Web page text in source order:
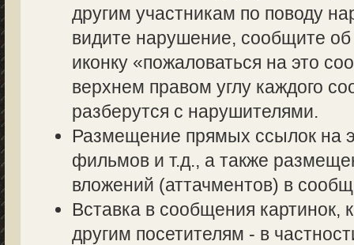
другим участникам по поводу
видите нарушение, сообщите
иконку «пожаловаться на это
верхнем правом углу каждого
разберутся с нарушителями.
Размещение прямых ссылок на
фильмов и т.д., а также
вложений (аттачментов) в
Вставка в сообщения картинок,
другим посетителям - в